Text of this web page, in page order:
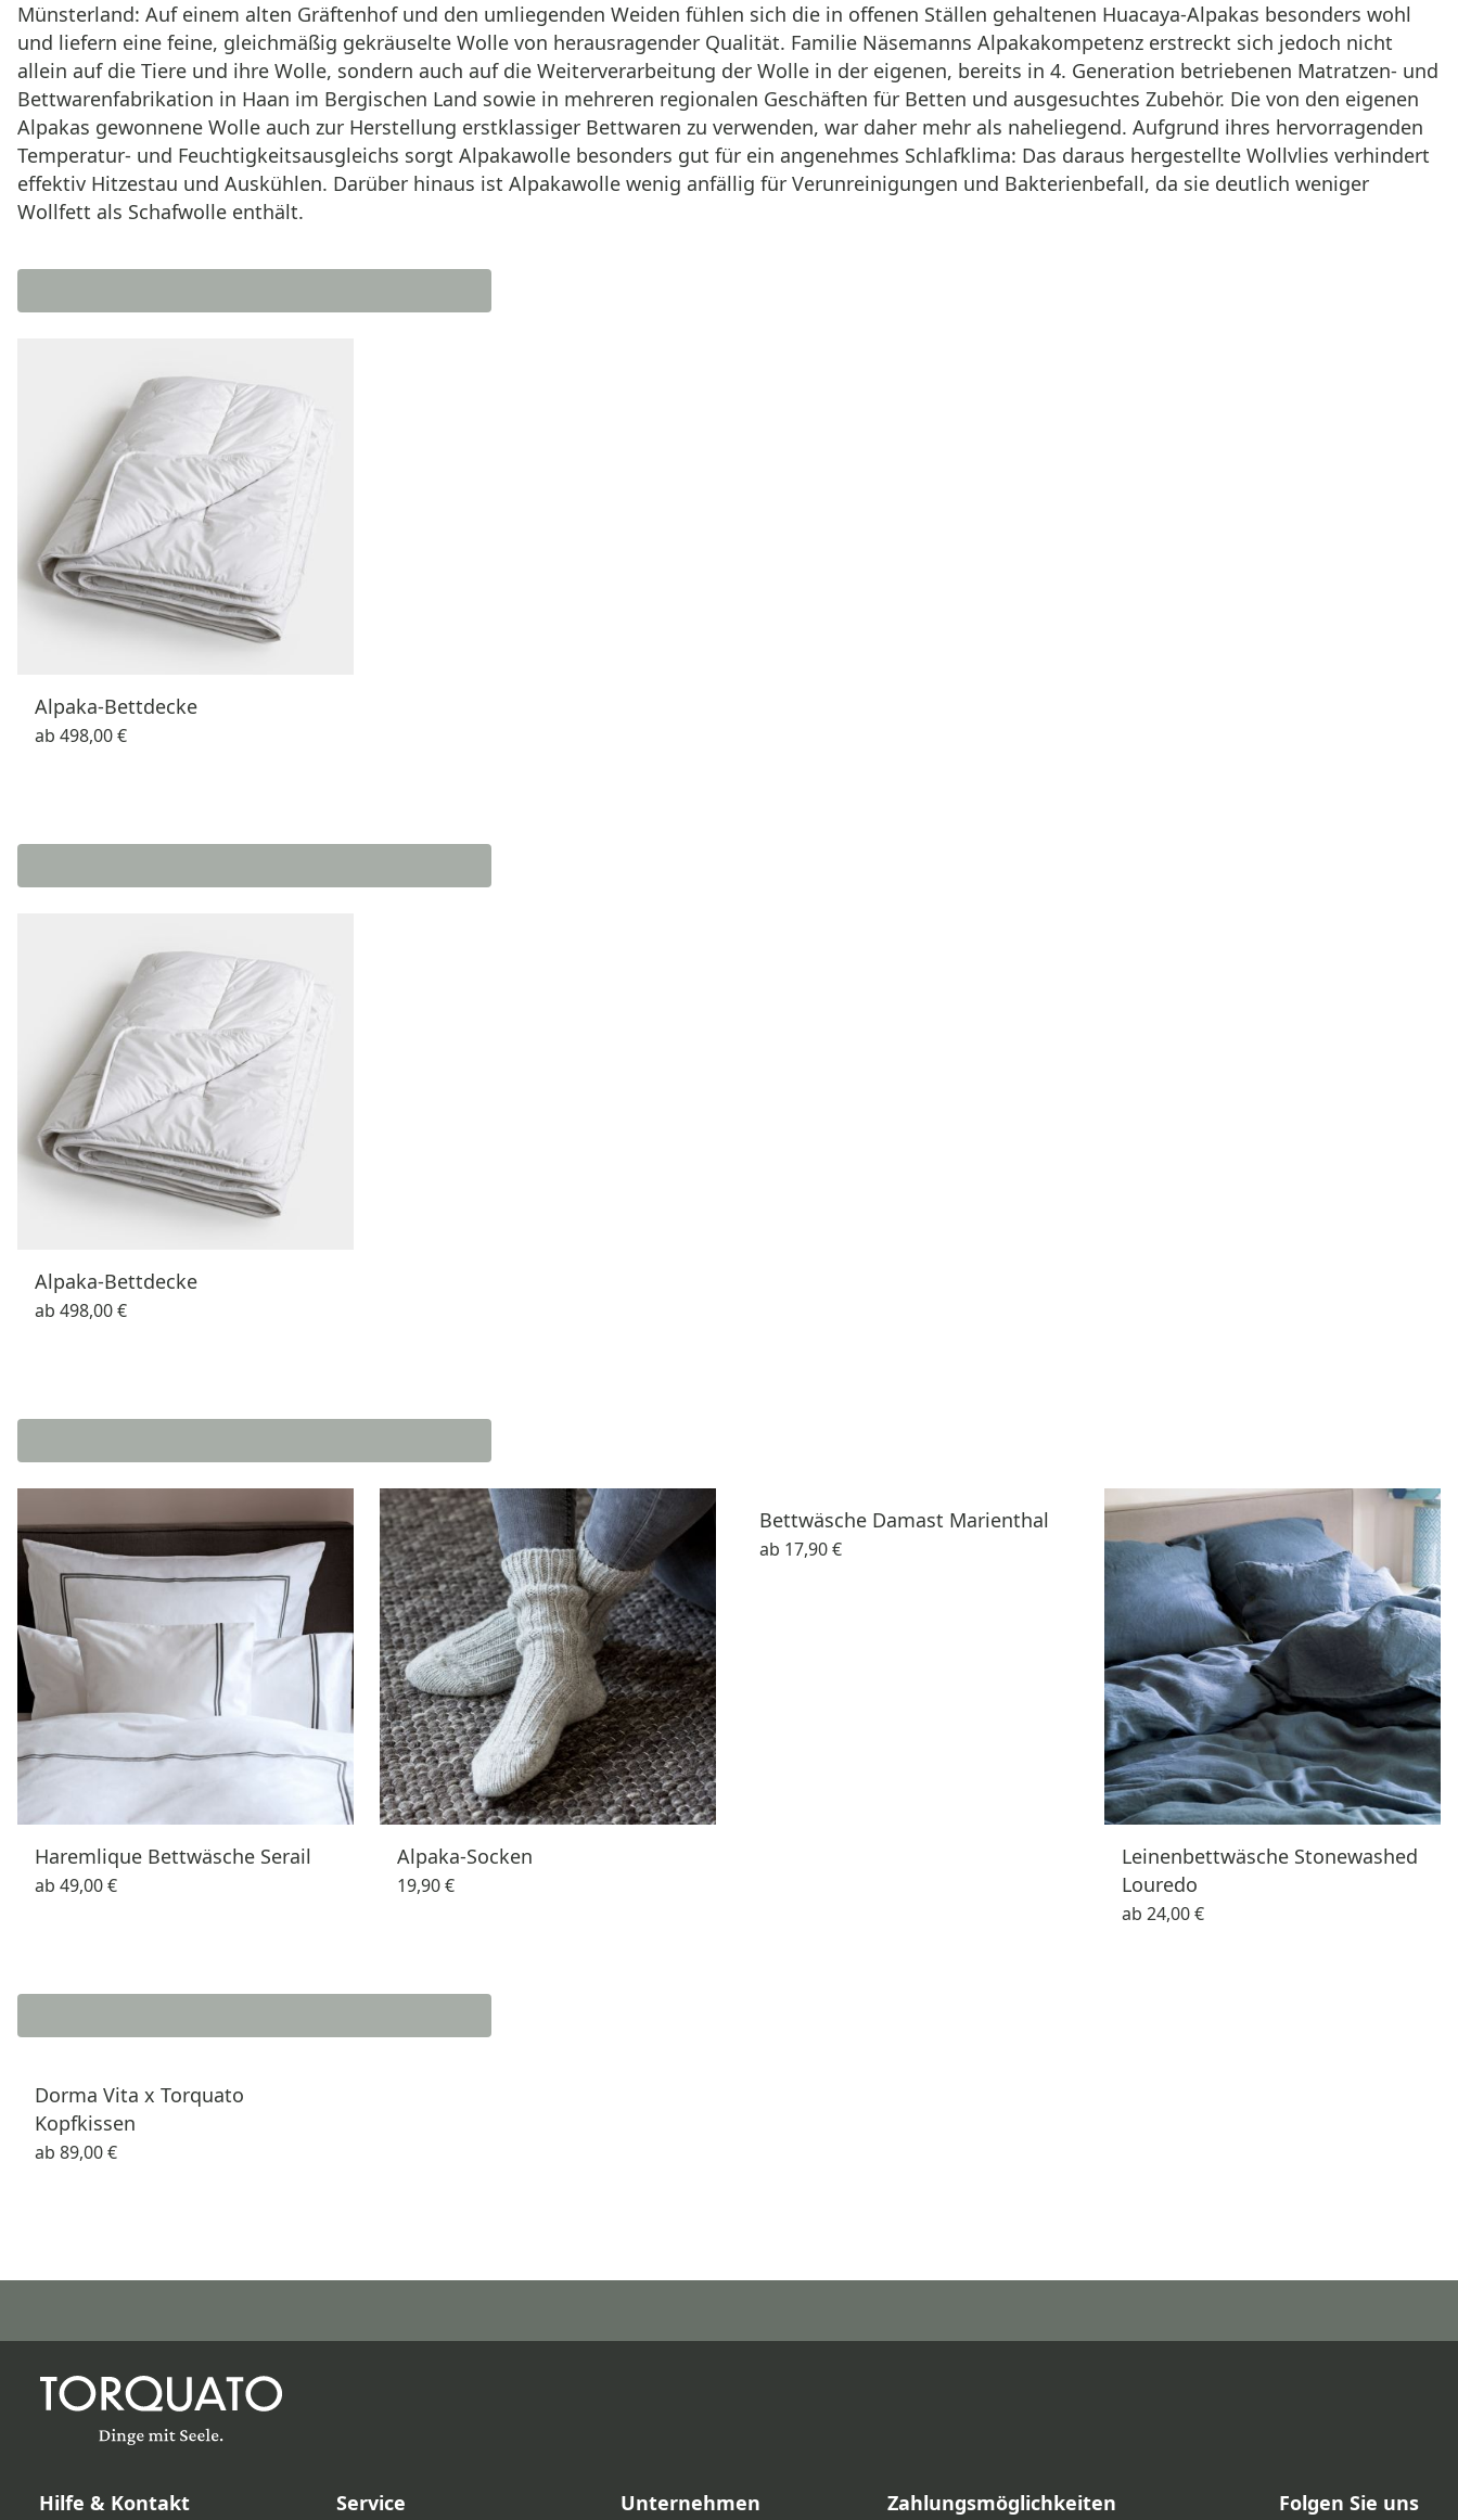
Münsterland: Auf einem alten Gräftenhof und den umliegenden Weiden fühlen sich die in offenen Ställen gehaltenen Huacaya-Alpakas besonders wohl
und liefern eine feine, gleichmäßig gekräuselte Wolle von herausragender Qualität. Familie Näsemanns Alpakakompetenz erstreckt sich jedoch nicht
allein auf die Tiere und ihre Wolle, sondern auch auf die Weiterverarbeitung der Wolle in der eigenen, bereits in 4. Generation betriebenen Matratzen- und
Bettwarenfabrikation in Haan im Bergischen Land sowie in mehreren regionalen Geschäften für Betten und ausgesuchtes Zubehör. Die von den eigenen
Alpakas gewonnene Wolle auch zur Herstellung erstklassiger Bettwaren zu verwenden, war daher mehr als naheliegend. Aufgrund ihres hervorragenden
Temperatur- und Feuchtigkeitsausgleichs sorgt Alpakawolle besonders gut für ein angenehmes Schlafklima: Das daraus hergestellte Wollvlies verhindert
effektiv Hitzestau und Auskühlen. Darüber hinaus ist Alpakawolle wenig anfällig für Verunreinigungen und Bakterienbefall, da sie deutlich weniger
Wollfett als Schafwolle enthält.
Alpaka-Bettdecke
ab 498,00 €
Alpaka-Bettdecke
ab 498,00 €
Haremlique Bettwäsche Serail
ab 49,00 €
Alpaka-Socken
19,90 €
Bettwäsche Damast Marienthal
ab 17,90 €
Leinenbettwäsche Stonewashed
Louredo
ab 24,00 €
Dorma Vita x Torquato
Kopfkissen
ab 89,00 €
Hilfe & Kontakt Service Unternehmen Zahlungsmöglichkeiten Folgen Sie uns